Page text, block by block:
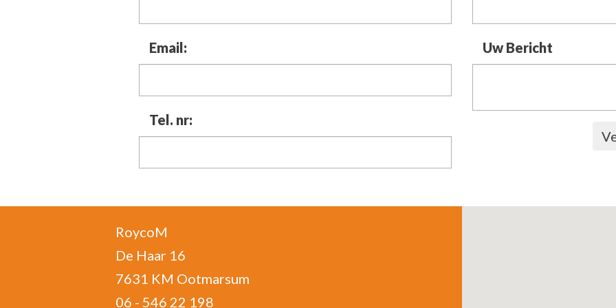
Email:
Tel. nr:
Uw Bericht
RoycoM
De Haar 16
7631 KM Ootmarsum
06 - 546 22 198